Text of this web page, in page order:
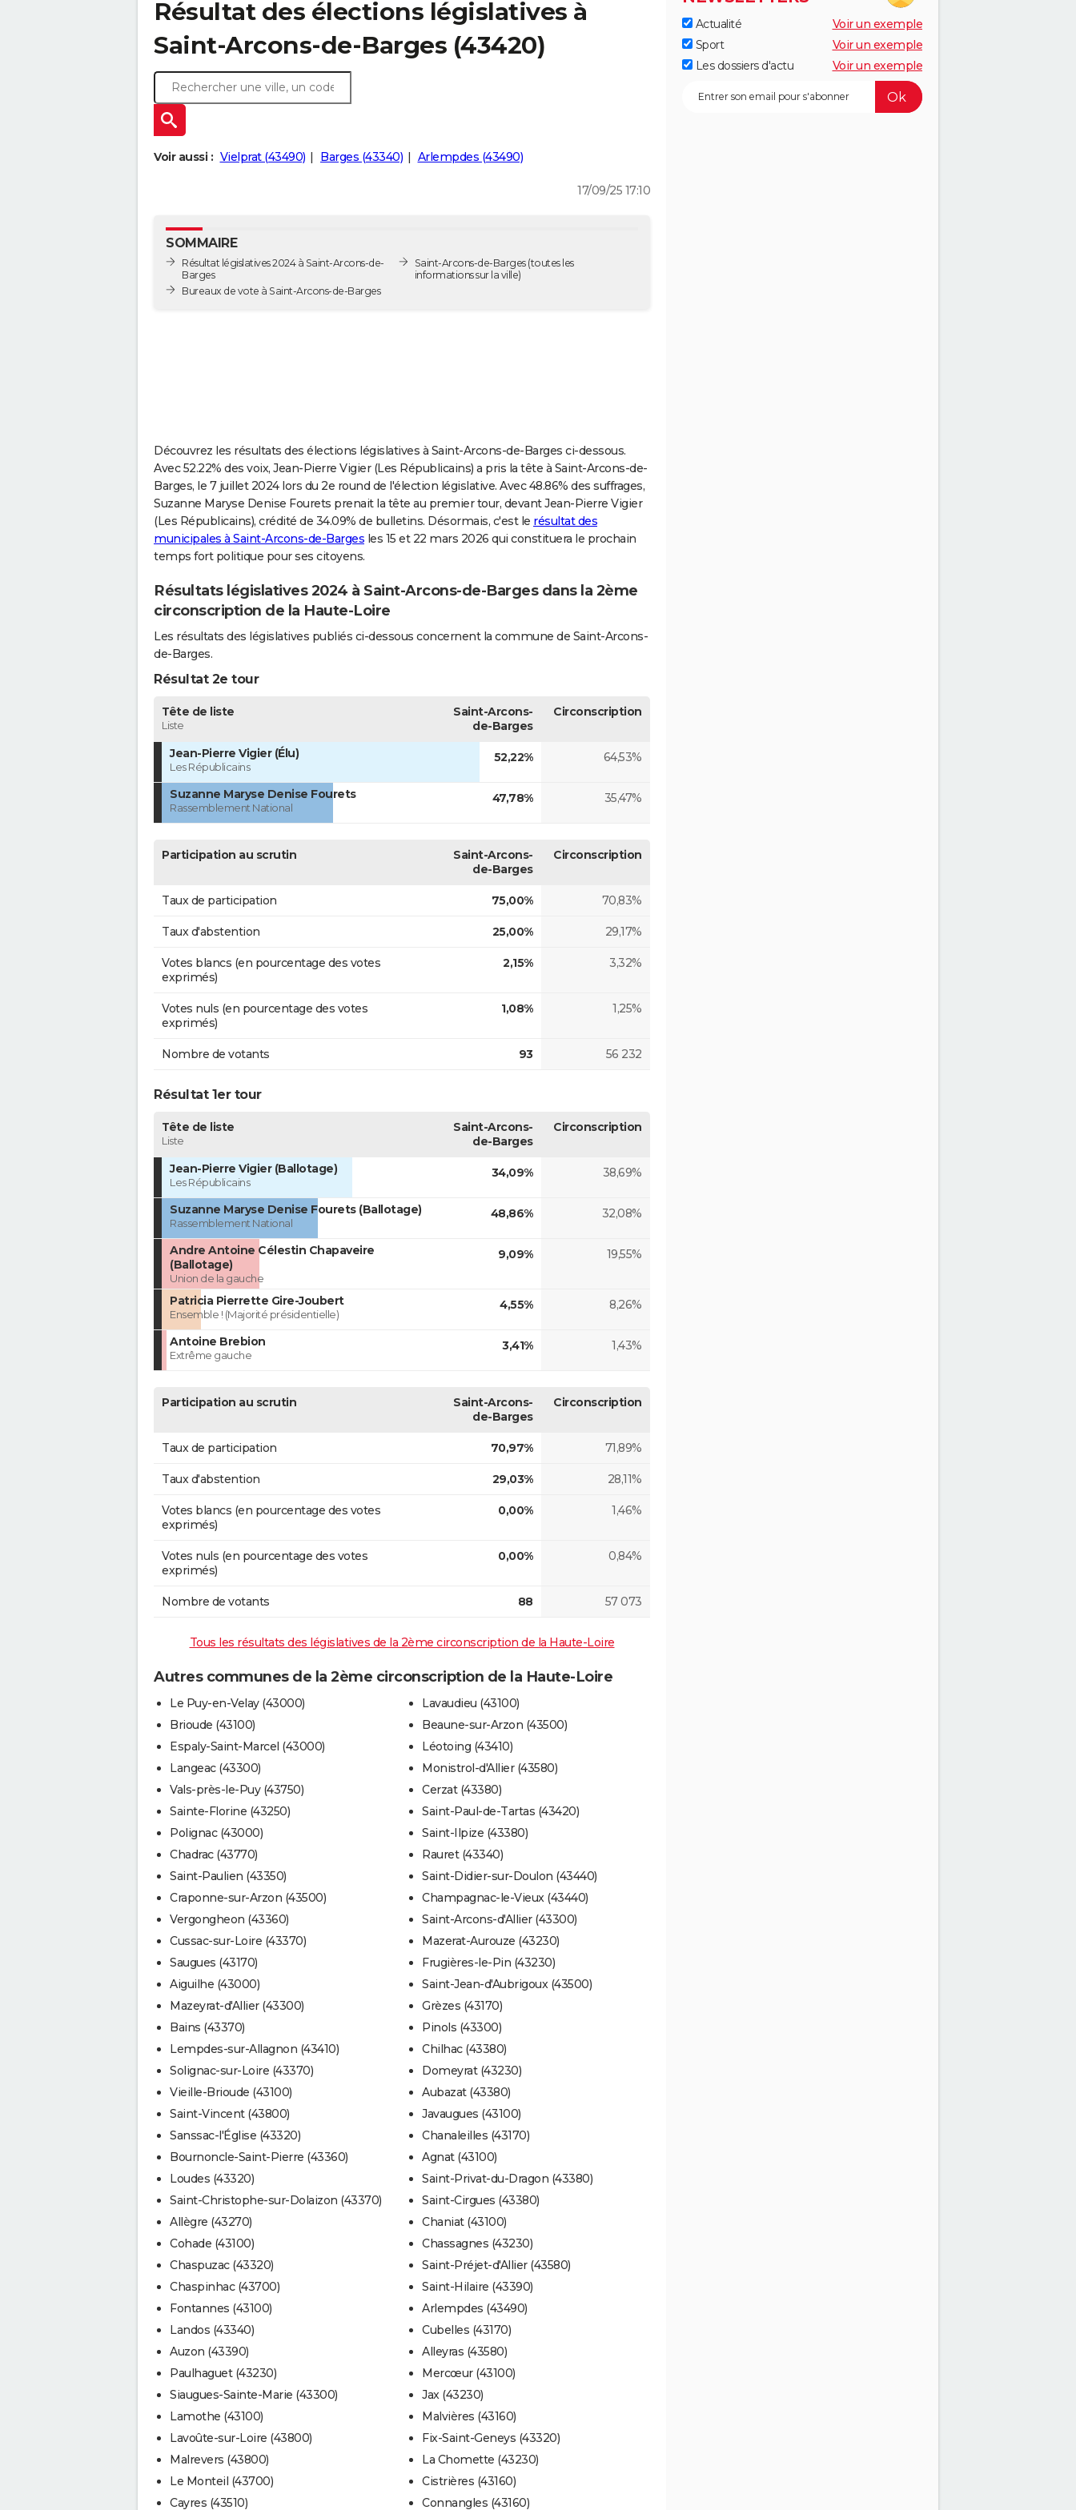
Résultat des élections législatives à
Saint-Arcons-de-Barges (43420)
Voir aussi : Vielprat (43490) Barges (43340) Arlempdes (43490)
17/09/25 17:10
SOMMAIRE
Résultat législatives 2024 à Saint-Arcons-de-
Barges
Bureaux de vote à Saint-Arcons-de-Barges
Saint-Arcons-de-Barges(toutes les
informations sur la ville)
Découvrez les résultats des élections législatives à Saint-Arcons-de-Barges ci-dessous.
Avec 52.22% des voix, Jean-Pierre Vigier (Les Républicains) a pris la tête à Saint-Arcons-de-
Barges, le 7 juillet 2024 lors du 2e round de l'élection législative. Avec 48.86% des suffrages,
Suzanne Maryse Denise Fourets prenait la tête au premier tour, devant Jean-Pierre Vigier
(Les Républicains), crédité de 34.09% de bulletins. Désormais, c'est le résultat des
municipales à Saint-Arcons-de-Barges les 15 et 22 mars 2026 qui constituera le prochain
temps fort politique pour ses citoyens.
Résultats législatives 2024 à Saint-Arcons-de-Barges dans la 2ème
circonscription de la Haute-Loire
Les résultats des législatives publiés ci-dessous concernent la commune de Saint-Arcons-
de-Barges.
Résultat 2e tour
Tête de liste
Liste
Saint-Arcons-
de-Barges
Circonscription
Jean-Pierre Vigier (Élu)
Les Républicains
52,22% 64,53%
Suzanne Maryse Denise Fourets
Rassemblement National
47,78% 35,47%
Participation au scrutin
Saint-Arcons-
de-Barges
Circonscription
Taux de participation 75,00% 70,83%
Taux d'abstention 25,00% 29,17%
Votes blancs (en pourcentage des votes
exprimés)
2,15% 3,32%
Votes nuls (en pourcentage des votes
exprimés)
1,08% 1,25%
Nombre de votants 93 56 232
Résultat 1er tour
Tête de liste
Liste
Saint-Arcons-
de-Barges
Circonscription
Jean-Pierre Vigier (Ballotage)
Les Républicains
34,09% 38,69%
Suzanne Maryse Denise Fourets (Ballotage)
Rassemblement National
48,86% 32,08%
Andre Antoine Célestin Chapaveire
(Ballotage)
Union de la gauche
9,09% 19,55%
Patricia Pierrette Gire-Joubert
Ensemble ! (Majorité présidentielle)
4,55% 8,26%
Antoine Brebion
Extrême gauche
3,41% 1,43%
Participation au scrutin
Saint-Arcons-
de-Barges
Circonscription
Taux de participation 70,97% 71,89%
Taux d'abstention 29,03% 28,11%
Votes blancs (en pourcentage des votes
exprimés)
0,00% 1,46%
Votes nuls (en pourcentage des votes
exprimés)
0,00% 0,84%
Nombre de votants 88 57 073
Tous les résultats des législatives de la 2ème circonscription de la Haute-Loire
Autres communes de la 2ème circonscription de la Haute-Loire
Le Puy-en-Velay (43000)
Brioude (43100)
Espaly-Saint-Marcel (43000)
Langeac (43300)
Vals-près-le-Puy (43750)
Sainte-Florine (43250)
Polignac (43000)
Chadrac (43770)
Saint-Paulien (43350)
Craponne-sur-Arzon (43500)
Vergongheon (43360)
Cussac-sur-Loire (43370)
Saugues (43170)
Aiguilhe (43000)
Mazeyrat-d'Allier (43300)
Bains (43370)
Lempdes-sur-Allagnon (43410)
Solignac-sur-Loire (43370)
Vieille-Brioude (43100)
Saint-Vincent (43800)
Sanssac-l'Église (43320)
Bournoncle-Saint-Pierre (43360)
Loudes (43320)
Saint-Christophe-sur-Dolaizon (43370)
Allègre (43270)
Cohade (43100)
Chaspuzac (43320)
Chaspinhac (43700)
Fontannes (43100)
Landos (43340)
Auzon (43390)
Paulhaguet (43230)
Siaugues-Sainte-Marie (43300)
Lamothe (43100)
Lavoûte-sur-Loire (43800)
Malrevers (43800)
Le Monteil (43700)
Cayres (43510)
Lavaudieu (43100)
Beaune-sur-Arzon (43500)
Léotoing (43410)
Monistrol-d'Allier (43580)
Cerzat (43380)
Saint-Paul-de-Tartas (43420)
Saint-Ilpize (43380)
Rauret (43340)
Saint-Didier-sur-Doulon (43440)
Champagnac-le-Vieux (43440)
Saint-Arcons-d'Allier (43300)
Mazerat-Aurouze (43230)
Frugières-le-Pin (43230)
Saint-Jean-d'Aubrigoux (43500)
Grèzes (43170)
Pinols (43300)
Chilhac (43380)
Domeyrat (43230)
Aubazat (43380)
Javaugues (43100)
Chanaleilles (43170)
Agnat (43100)
Saint-Privat-du-Dragon (43380)
Saint-Cirgues (43380)
Chaniat (43100)
Chassagnes (43230)
Saint-Préjet-d'Allier (43580)
Saint-Hilaire (43390)
Arlempdes (43490)
Cubelles (43170)
Alleyras (43580)
Mercœur (43100)
Jax (43230)
Malvières (43160)
Fix-Saint-Geneys (43320)
La Chomette (43230)
Cistrières (43160)
Connangles (43160)
Actualité
Voir un exemple
Sport
Voir un exemple
Les dossiers d'actu
Voir un exemple